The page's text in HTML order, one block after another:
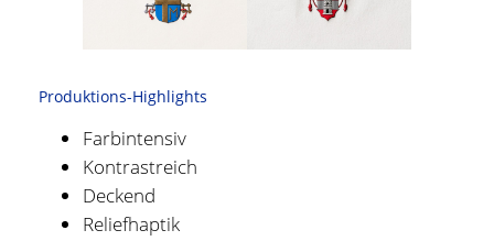
Produktions-Highlights
Farbintensiv
Kontrastreich
Deckend
Reliefhaptik